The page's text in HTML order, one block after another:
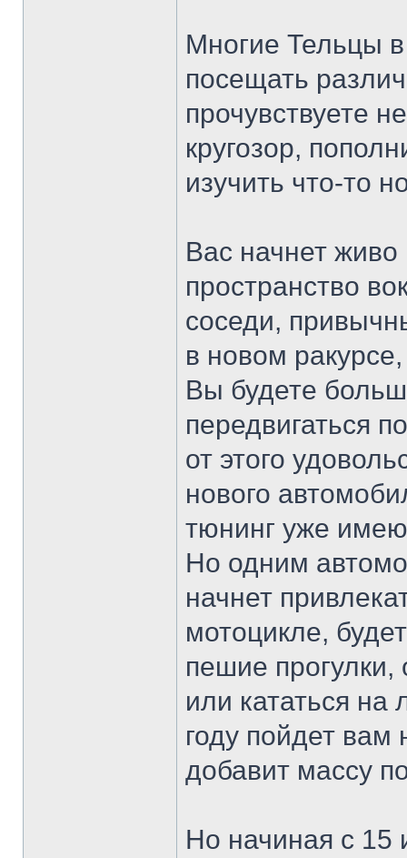
Многие Тельцы
посещать
прочувствуете
кругозор,
изучить что-то
Вас начнет
пространство
соседи,
в новом
Вы будете
передвигаться
от этого
нового
тюнинг уже
Но одним
начнет
мотоцикле,
пешие прогулки,
или кататься
году пойдет вам
добавит массу
Но начиная с 15